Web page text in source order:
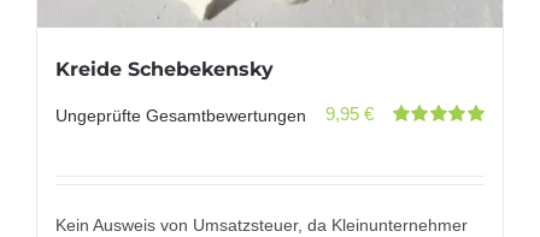
Kreide Schebekensky
Ungeprüfte Gesamtbewertungen 9,95 €
Kein Ausweis von Umsatzsteuer, da Kleinunternehmer